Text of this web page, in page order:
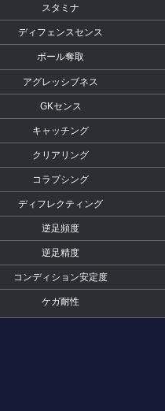
スタミナ
ディフェンスセンス
ボール奪取
アグレッシブネス
GKセンス
キャッチング
クリアリング
コラプシング
ディフレクティング
逆足頻度
逆足精度
コンディション安定度
ケガ耐性